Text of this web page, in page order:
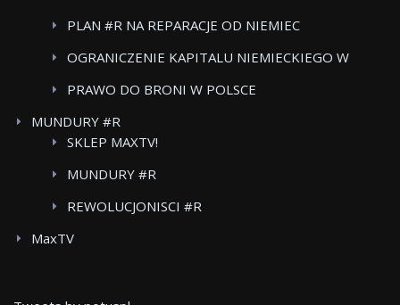
PLAN #R NA REPARACJE OD NIEMIEC
OGRANICZENIE KAPITALU NIEMIECKIEGO W
PRAWO DO BRONI W POLSCE
MUNDURY #R
SKLEP MAXTV!
MUNDURY #R
REWOLUCJONISCI #R
MaxTV